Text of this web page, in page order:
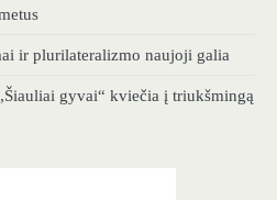
ir plurilateralizmo naujoji galia
gyvai“ kviečia į triukšmingą